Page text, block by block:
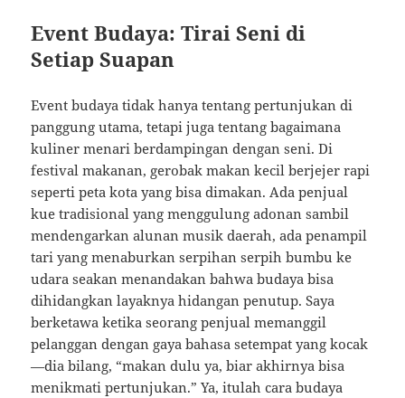
Event Budaya: Tirai Seni di
Setiap Suapan
Event budaya tidak hanya tentang pertunjukan di
panggung utama, tetapi juga tentang bagaimana
kuliner menari berdampingan dengan seni. Di
festival makanan, gerobak makan kecil berjejer rapi
seperti peta kota yang bisa dimakan. Ada penjual
kue tradisional yang menggulung adonan sambil
mendengarkan alunan musik daerah, ada penampil
tari yang menaburkan serpihan serpih bumbu ke
udara seakan menandakan bahwa budaya bisa
dihidangkan layaknya hidangan penutup. Saya
berketawa ketika seorang penjual memanggil
pelanggan dengan gaya bahasa setempat yang kocak
—dia bilang, “makan dulu ya, biar akhirnya bisa
menikmati pertunjukan.” Ya, itulah cara budaya